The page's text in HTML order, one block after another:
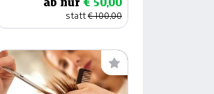
ab nur € 50,00
statt€ 100,00